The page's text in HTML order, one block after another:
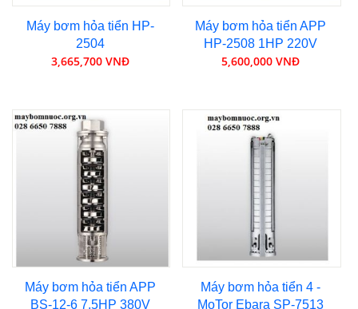
Máy bơm hỏa tiển HP-
2504
3,665,700 VNĐ
Máy bơm hỏa tiển APP
HP-2508 1HP 220V
5,600,000 VNĐ
Máy bơm hỏa tiển APP
BS-12-6 7.5HP 380V
Máy bơm hỏa tiển 4 -
MoTor Ebara SP-7513